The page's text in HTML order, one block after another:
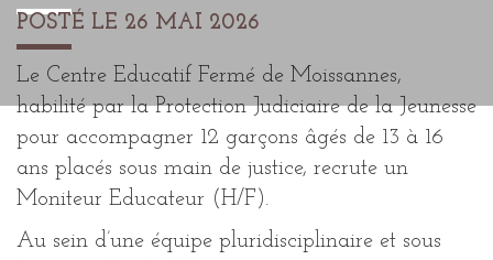
POSTÉ LE 26 MAI 2026
Le Centre Educatif Fermé de Moissannes,
habilité par la Protection Judiciaire de la Jeunesse
pour accompagner 12 garçons âgés de 13 à 16
ans placés sous main de justice, recrute un
Moniteur Educateur (H/F).
Au sein d’une équipe pluridisciplinaire et sous